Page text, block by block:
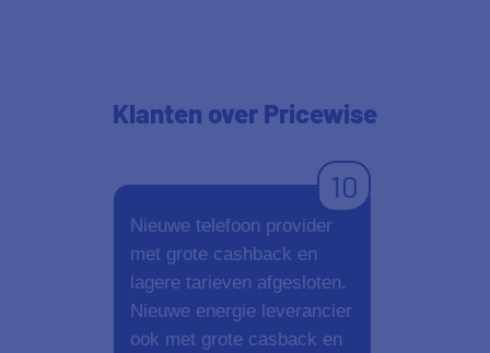
Klanten over Pricewise
10
Nieuwe telefoon provider
met grote cashback en
lagere tarieven afgesloten.
Nieuwe energie leverancier
ook met grote casback en